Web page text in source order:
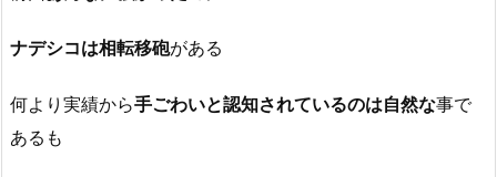
ナデシコは相転移砲がある
何より実績から手ごわいと認知されているのは自然な事で
あるも